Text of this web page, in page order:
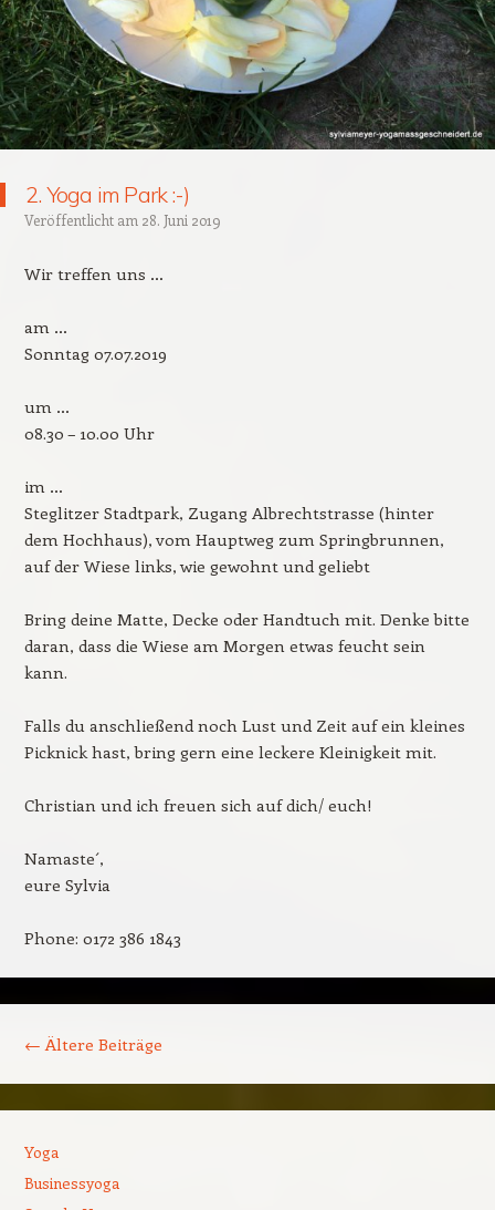
2. Yoga im Park :-)
Veröffentlicht am 28. Juni 2019
Wir treffen uns …
am …
Sonntag 07.07.2019
um …
08.30 – 10.00 Uhr
im …
Steglitzer Stadtpark, Zugang Albrechtstrasse (hinter
dem Hochhaus), vom Hauptweg zum Springbrunnen,
auf der Wiese links, wie gewohnt und geliebt
Bring deine Matte, Decke oder Handtuch mit. Denke bitte
daran, dass die Wiese am Morgen etwas feucht sein
kann.
Falls du anschließend noch Lust und Zeit auf ein kleines
Picknick hast, bring gern eine leckere Kleinigkeit mit.
Christian und ich freuen sich auf dich/ euch!
Namaste´,
eure Sylvia
Phone: 0172 386 1843
← Ältere Beiträge
Yoga
Businessyoga